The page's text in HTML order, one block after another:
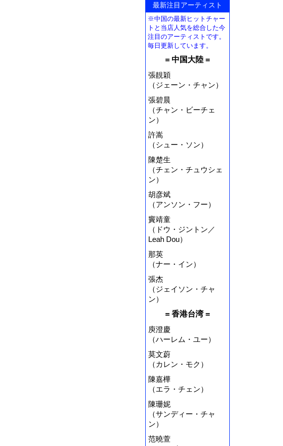
最新注目アーティスト
※中国の最新ヒットチャー
トと当店人気を総合した今
注目のアーティストです。
毎日更新しています。
= 中国大陸 =
張靚穎
（ジェーン・チャン）
張碧晨
（チャン・ビーチェ
ン）
許嵩
（シュー・ソン）
陳楚生
（チェン・チュウシェ
ン）
胡彦斌
（アンソン・フー）
竇靖童
（ドウ・ジントン／
Leah Dou）
那英
（ナー・イン）
張杰
（ジェイソン・チャ
ン）
= 香港台湾 =
庾澄慶
（ハーレム・ユー）
莫文蔚
（カレン・モク）
陳嘉樺
（エラ・チェン）
陳珊妮
（サンディー・チャ
ン）
范曉萱